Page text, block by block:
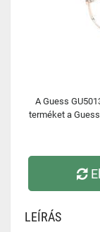
A Guess
terméket a
LEÍRÁS